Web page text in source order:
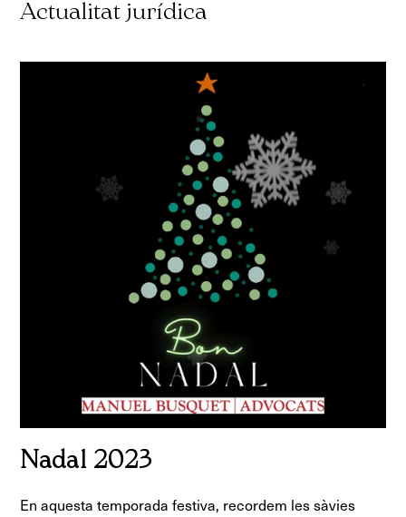
Actualitat jurídica
Nadal 2023
En aquesta temporada festiva, recordem les sàvies